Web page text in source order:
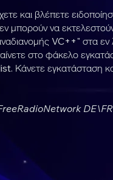
και βλέπετε
μπορούν να
VC++" στα
στο φάκελο
Κάνετε εγκατάσταση